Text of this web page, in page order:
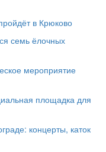
в Крюково
семь ёлочных
мероприятие
площадка для
концерты, каток